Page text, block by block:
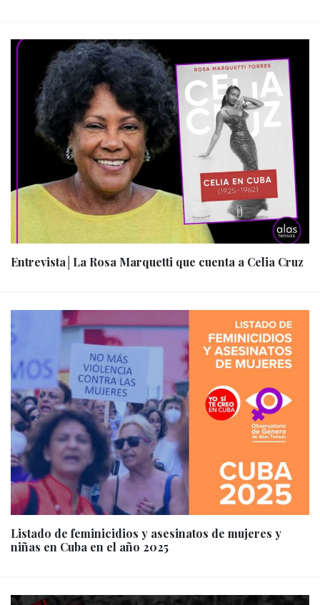
Entrevista│La Rosa Marquetti que cuenta a Celia Cruz
Listado de feminicidios y asesinatos de mujeres y
niñas en Cuba en el año 2025